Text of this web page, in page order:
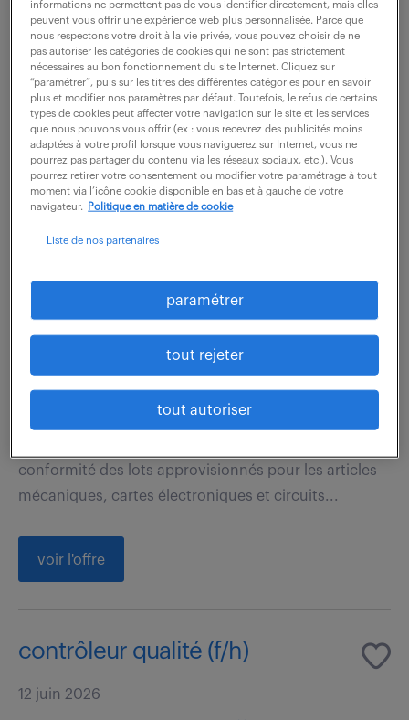
Rattaché au Supplier Quality Manager et intégré dans
une équipe de 3 personnes, vos missions sont les
suivantes : -Industrialisation & Homologation
Fournisseurs : vous structurez les démarches...
voir l'offre
13 juillet 2026
intérim
26 000 - 32 000 € / an
Au sein de l'équipe du contrôle, et rattaché au
conformité des lots approvisionnés pour les articles
mécaniques, cartes électroniques et circuits...
voir l'offre
contrôleur qualité (f/h)
12 juin 2026
informations ne permettent pas de vous identifier directement, mais elles
peuvent vous offrir une expérience web plus personnalisée. Parce que
nous respectons votre droit à la vie privée, vous pouvez choisir de ne
pas autoriser les catégories de cookies qui ne sont pas strictement
nécessaires au bon fonctionnement du site Internet. Cliquez sur
“paramétrer”, puis sur les titres des différentes catégories pour en savoir
plus et modifier nos paramètres par défaut. Toutefois, le refus de certains
types de cookies peut affecter votre navigation sur le site et les services
que nous pouvons vous offrir (ex : vous recevrez des publicités moins
adaptées à votre profil lorsque vous naviguerez sur Internet, vous ne
pourrez pas partager du contenu via les réseaux sociaux, etc.). Vous
pourrez retirer votre consentement ou modifier votre paramétrage à tout
moment via l’icône cookie disponible en bas et à gauche de votre
navigateur.
Politique en matière de cookie
Liste de nos partenaires
paramétrer
tout rejeter
tout autoriser